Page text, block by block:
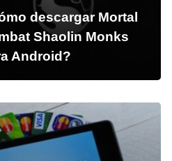
descargar Mortal
Shaolin Monks
Android?